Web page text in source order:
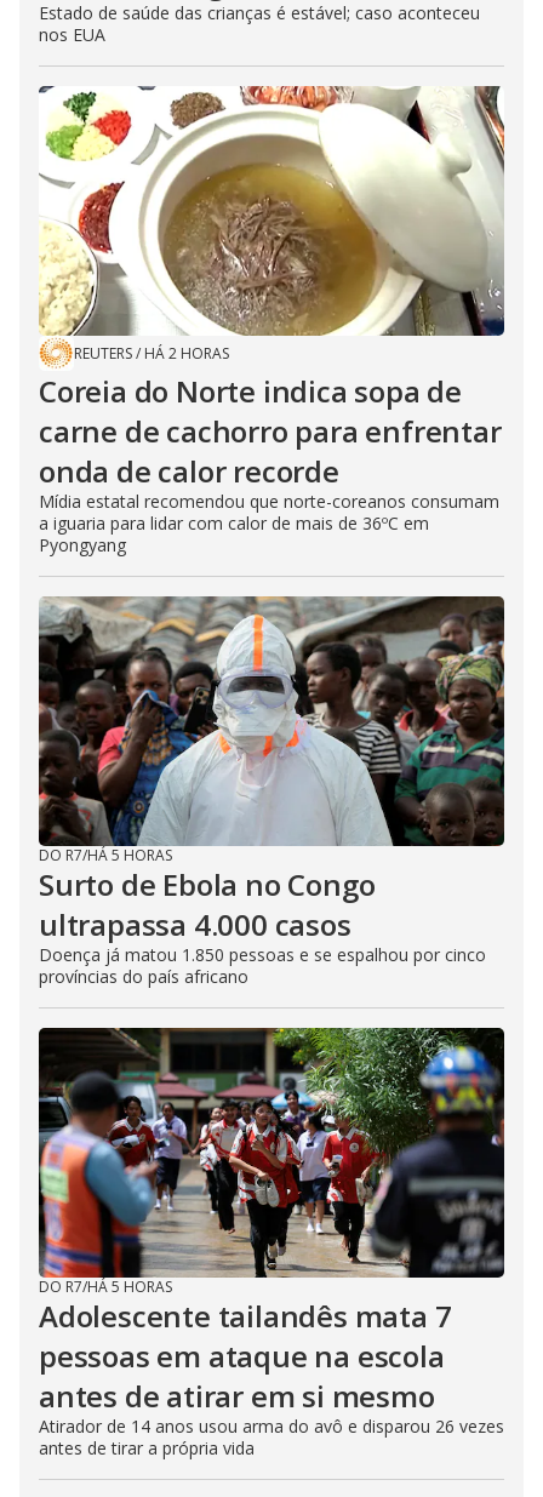
Estado de saúde das crianças é estável; caso aconteceu
nos EUA
REUTERS/ HÁ 2 HORAS
Coreia do Norte indica sopa de
carne de cachorro para enfrentar
onda de calor recorde
Mídia estatal recomendou que norte-coreanos consumam
a iguaria para lidar com calor de mais de 36ºC em
Pyongyang
DO R7/HÁ 5 HORAS
Surto de Ebola no Congo
ultrapassa 4.000 casos
Doença já matou 1.850 pessoas e se espalhou por cinco
províncias do país africano
DO R7/HÁ 5 HORAS
Adolescente tailandês mata 7
pessoas em ataque na escola
antes de atirar em si mesmo
Atirador de 14 anos usou arma do avô e disparou 26 vezes
antes de tirar a própria vida